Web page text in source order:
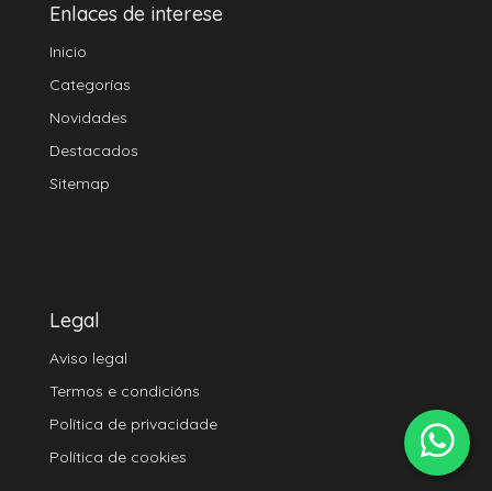
Enlaces de interese
Inicio
Categorías
Novidades
Destacados
Sitemap
Legal
Aviso legal
Termos e condicións
Política de privacidade
Política de cookies